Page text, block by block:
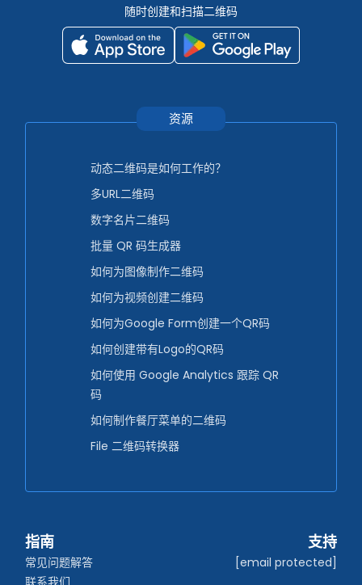
随时创建和扫描二维码
资源
动态二维码是如何工作的？
多URL二维码
数字名片二维码
批量 QR 码生成器
如何为图像制作二维码
如何为视频创建二维码
如何为Google Form创建一个QR码
如何创建带有Logo的QR码
如何使用 Google Analytics 跟踪 QR
码
如何制作餐厅菜单的二维码
File 二维码转换器
指南
常见问题解答
支持
[email protected]